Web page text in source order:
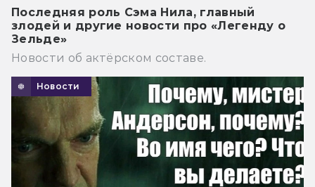
Последняя роль Сэма Нила, главный
злодей и другие новости про «Легенду о
Зельде»
Новости об актёрском составе.
Новости